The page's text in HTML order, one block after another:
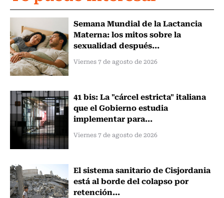
Semana Mundial de la Lactancia
Materna: los mitos sobre la
sexualidad después...
Viernes 7 de agosto de 2026
41 bis: La "cárcel estricta" italiana
que el Gobierno estudia
implementar para...
Viernes 7 de agosto de 2026
El sistema sanitario de Cisjordania
está al borde del colapso por
retención...